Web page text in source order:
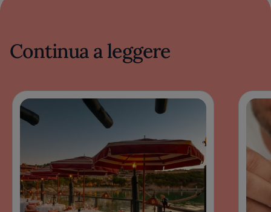
Continua a leggere